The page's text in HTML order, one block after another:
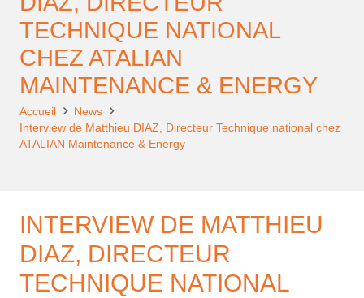
TECHNIQUE NATIONAL
CHEZ ATALIAN
MAINTENANCE & ENERGY
Accueil
News
Interview de Matthieu DIAZ, Directeur Technique national chez
ATALIAN Maintenance & Energy
INTERVIEW DE MATTHIEU
DIAZ, DIRECTEUR
TECHNIQUE NATIONAL